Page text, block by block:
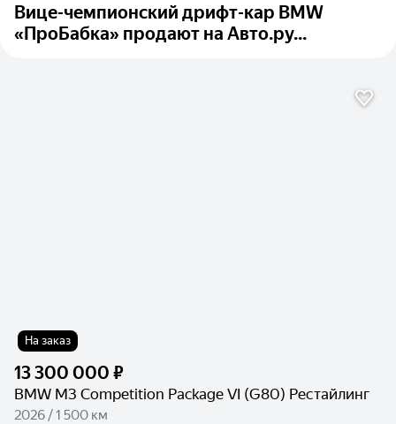
Вице-чемпионский дрифт-кар BMW
«ПроБабка» продают на Авто.ру...
На заказ
13 300 000 ₽
BMW M3 Competition Package VI (G80) Рестайлинг
2026 / 1 500 км